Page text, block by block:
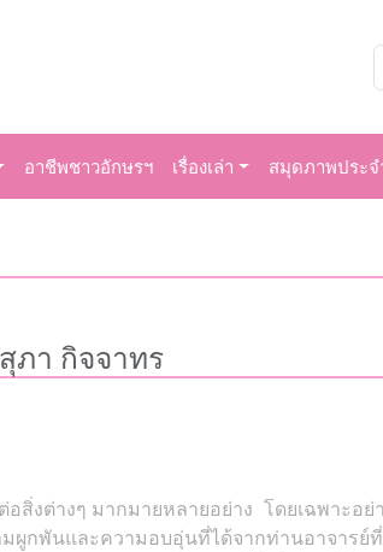
อาชีพชาวอักษรฯ เรื่องเล่า สมุดภาพประจ
า กิจจาทร
สิ่งต่างๆ มากมายหลายอย่าง โดยเฉพาะอ
กพันและความอบอุ่นที่ได้จากท่านอาจาร